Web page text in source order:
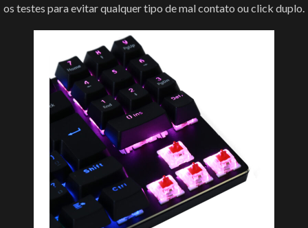
os testes para evitar qualquer tipo de mal contato ou click duplo.